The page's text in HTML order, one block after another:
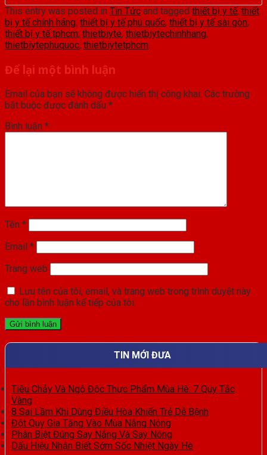
This entry was posted in Tin Tức and tagged thiết bị y tế, thiết
bị y tế chính hãng, thiết bị y tế phú quốc, thiết bị y tế sài gòn,
thiết bị y tế tphcm, thietbiyte, thietbiytechinhhang,
thietbiytephuquoc, thietbiytetphcm.
Để lại một bình luận
Email của bạn sẽ không được hiển thị công khai. Các trường
bắt buộc được đánh dấu *
Bình luận *
Tên *
Email *
Trang web
Lưu tên của tôi, email, và trang web trong trình duyệt này
cho lần bình luận kế tiếp của tôi.
TIN MỚI ĐƯA
Tiêu Chảy Và Ngộ Độc Thực Phẩm Mùa Hè: 7 Quy Tắc
Vàng
8 Sai Lầm Khi Dùng Điều Hòa Khiến Trẻ Dễ Bệnh
Đột Quỵ Gia Tăng Vào Mùa Nắng Nóng
Phân Biệt Đúng Say Nắng Và Say Nóng
Dấu Hiệu Nhận Biết Sớm Sốc Nhiệt Ngày Hè